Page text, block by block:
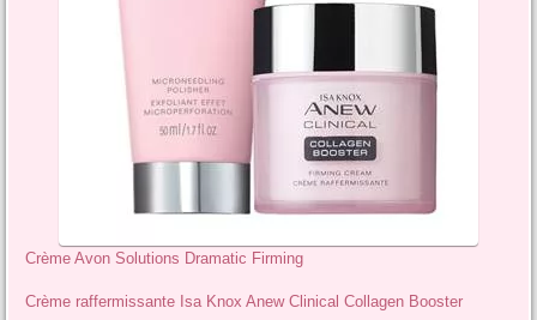
Crème Avon Solutions Dramatic Firming
Crème raffermissante Isa Knox Anew Clinical Collagen Booster